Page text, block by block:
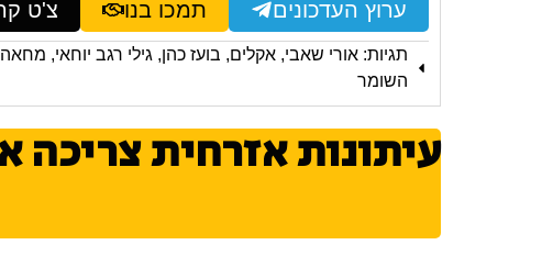
ערוץ העדכונים תמכו בנו צ'ט
תגיות: אורי שאבי, אקלים, בועז כהן, גילי רגב יוחאי, מחאה
השומר
עיתונות אזרחית צריכה